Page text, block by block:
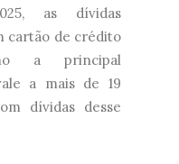
as dívidas
cartão de crédito
a principal
a mais de 19
dívidas desse